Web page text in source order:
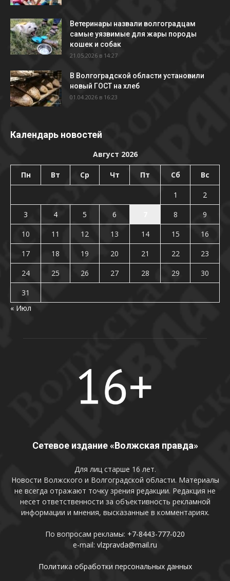
Ветеринары назвали волгоградцам
самые уязвимые для жары породы
кошек и собак
21.05.2026 в 14:27
В Волгоградской области установили
новый ГОСТ на хлеб
01.04.2026 в 16:23
Календарь новостей
Август 2026
Пн Вт Ср Чт Пт Сб Вс
1
2
3
4 5 6 8
9
10
11 12 13 14 15
16
17
18 19 20 21 22
23
24
25 26 27 28 29
30
31
« Июл
Сетевое издание «Волжская правда»
Для лиц старше 16 лет.
Новости Волжского и Волгоградской области. Материалы
не всегда отражают точку зрения редакции. Редакция не
несет ответственности за объективность рекламной
информации и мнения, высказанные в комментариях.
По вопросам рекламы: +7-8443-777-020
e-mail: vlzpravda@mail.ru
Политика обработки персональных данных